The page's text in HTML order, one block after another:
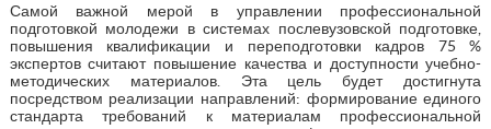
Самой важной мерой в управлении профессиональной
подготовкой молодежи в системах послевузовской подготовке,
повышения квалификации и переподготовки кадров 75 %
экспертов считают повышение качества и доступности учебно-
методических материалов. Эта цель будет достигнута
посредством реализации направлений: формирование единого
стандарта требований к материалам профессиональной